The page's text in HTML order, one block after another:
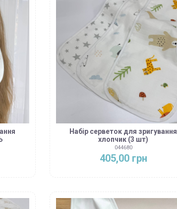
Набір серветок для зригування
хлопчик (3 шт)
044680
405,00 грн